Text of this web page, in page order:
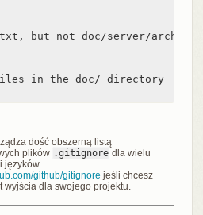
but not doc/server/arch.txt
in the doc/ directory
dość obszerną listą
plików .gitignore dla wielu
języków
github/gitignore jeśli chcesz
wyjścia dla swojego projektu.